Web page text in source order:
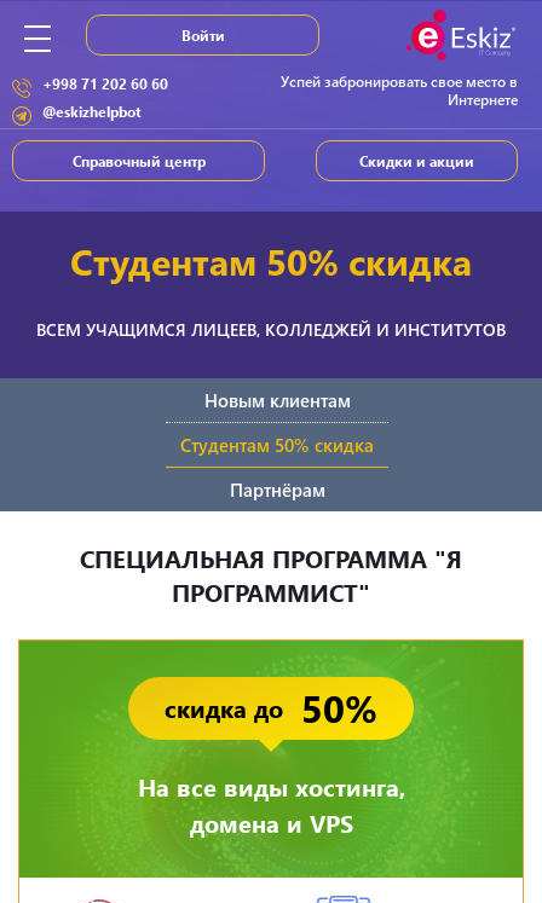
Успей забронировать свое место в
Интернете
+998 71 202 60 60
@eskizhelpbot
Скидки и акции
Справочный центр
Войти
Студентам 50% скидка
ВСЕМ УЧАЩИМСЯ ЛИЦЕЕВ, КОЛЛЕДЖЕЙ И ИНСТИТУТОВ
Новым клиентам
Студентам 50% скидка
Партнёрам
СПЕЦИАЛЬНАЯ ПРОГРАММА "Я
ПРОГРАММИСТ"
скидка до 50%
На все виды хостинга,
домена и VPS